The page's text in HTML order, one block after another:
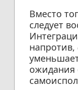
Вместо
следует
напротив,
ожидания